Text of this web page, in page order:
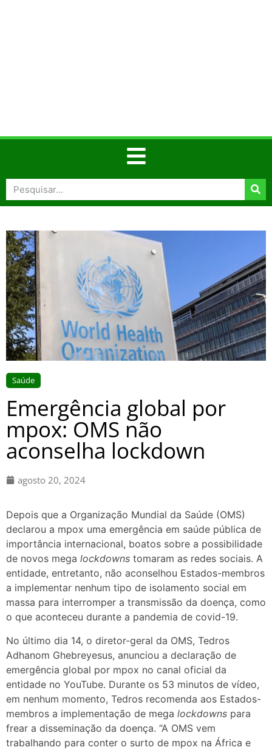
Saúde
Emergência global por
mpox: OMS não
aconselha lockdown
agosto 20, 2024
Depois que a Organização Mundial da Saúde (OMS)
declarou a mpox uma emergência em saúde pública de
importância internacional, boatos sobre a possibilidade
de novos mega lockdowns tomaram as redes sociais. A
entidade, entretanto, não aconselhou Estados-membros
a implementar nenhum tipo de isolamento social em
massa para interromper a transmissão da doença, como
o que aconteceu durante a pandemia de covid-19.
No último dia 14, o diretor-geral da OMS, Tedros
Adhanom Ghebreyesus, anunciou a declaração de
emergência global por mpox no canal oficial da
entidade no YouTube. Durante os 53 minutos de vídeo,
em nenhum momento, Tedros recomenda aos Estados-
membros a implementação de mega lockdowns para
frear a disseminação da doença. “A OMS vem
trabalhando para conter o surto de mpox na África e